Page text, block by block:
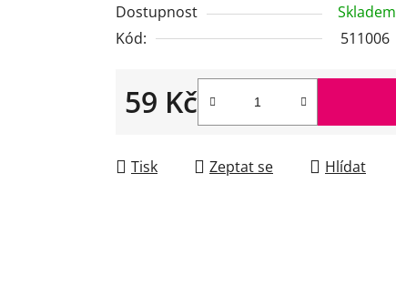
z
5
Dostupnost Skladem
Kód:
511006
59 Kč
Měrná cena:
Tisk Zeptat se Hlídat